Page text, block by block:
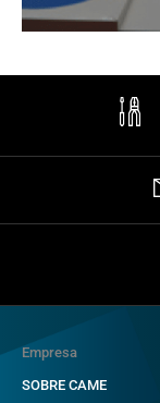
Empresa
SOBRE CAME